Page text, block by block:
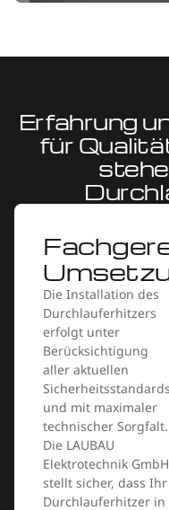
Erfahrung
für
Die Installation des
Durchlauferhitzers
erfolgt unter
Berücksichtigung
aller aktuellen
Sicherheitsstandards
und mit maximaler
technischer Sorgfalt.
Die LAUBAU
Elektrotechnik GmbH
stellt sicher, dass Ihr
Durchlauferhitzer in